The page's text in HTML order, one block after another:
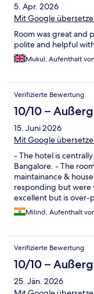
5. Apr. 2026
Mit Google
Room was great and
polite and helpful
Mukul, Aufenthalt
Verifizierte Bewertung
10/10 –
15. Juni 2026
Mit Google
- The hotel is
Bangalore. - The
maintainance &
responding but were
excellent but is over-
items to reduce the
therefore the water is
Milind, Aufenthalt
Verifizierte Bewertung
10/10 –
25. Jän. 2026